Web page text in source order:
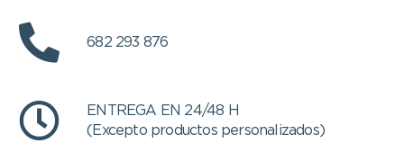
682 293 876
ENTREGA EN 24/48 H
(Excepto productos personalizados)